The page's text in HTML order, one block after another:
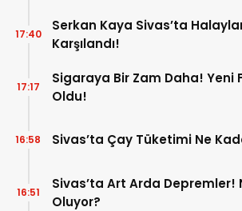
Serkan Kaya Sivas’ta
Karşılandı!
17:40
Sigaraya Bir Zam Daha! Yeni
Oldu!
17:17
Sivas’ta Çay Tüketimi Ne
16:58
Sivas’ta Art Arda Depremler!
Oluyor?
16:51